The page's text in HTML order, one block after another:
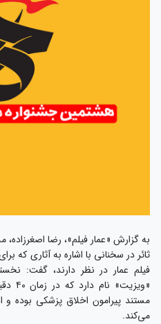
به گزارش «عمار فیلم»، رضا
ثائر در سخنانی با اشاره به آثاری
فیلم عمار در نظر دارند، گفت:
مستند پیرامون اخلاق پزشکی بوده و
می‌کند.